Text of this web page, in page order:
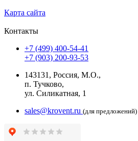
Карта сайта
Контакты
+7 (499) 400-54-41
+7 (903) 200-93-53
143131, Россия, М.О.,
п. Тучково,
ул. Силикатная, 1
sales@krovent.ru (для предложений)